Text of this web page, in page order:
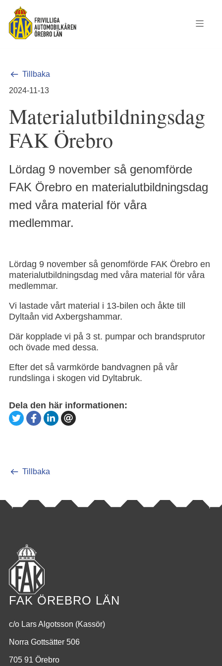
Tillbaka
2024-11-13
Materialutbildningsdag
FAK Örebro
Lördag 9 november så genomförde
FAK Örebro en materialutbildningsdag
med våra material för våra
medlemmar.
Lördag 9 november så genomförde FAK Örebro en
materialutbildningsdag med våra material för våra
medlemmar.
Vi lastade vårt material i 13-bilen och åkte till
Dyltaån vid Axbergshammar.
Där kopplade vi på 3 st. pumpar och brandsprutor
och övade med dessa.
Efter det så varmkörde bandvagnen på vår
rundslinga i skogen vid Dyltabruk.
Dela den här informationen:
Tillbaka
FAK ÖREBRO LÄN
c/o Lars Algotsson (Kassör)
Norra Gottsätter 506
705 91 Örebro